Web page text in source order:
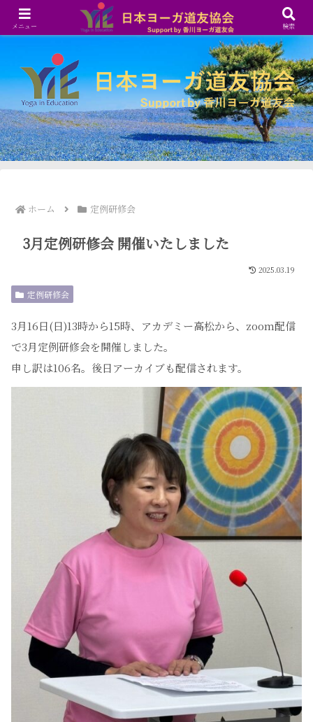
ホーム 定例研修会
3月定例研修会 開催いたしました
2025.03.19
定例研修会
3月16日(日)13時から15時、アカデミー高松から、zoom配信
で3月定例研修会を開催しました。
申し訳は106名。後日アーカイブも配信されます。
メニュー 検索